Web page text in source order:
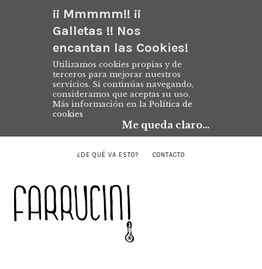
¡¡ Mmmmm!! ¡¡
Galletas !! Nos
encantan las Cookies!
Utilizamos cookies propias y de
terceros para mejorar nuestros
servicios. Si continúas navegando,
consideramos que aceptas su uso.
Más información en la Política de
cookies
Me queda claro...
¿DE QUÉ VA ESTO? CONTACTO